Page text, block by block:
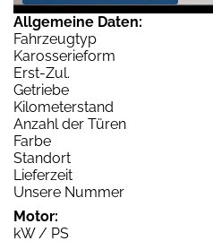
Allgemeine Daten:
Fahrzeugtyp
Karosserieform
Erst-Zul.
Getriebe
Kilometerstand
Anzahl der Türen
Farbe
Standort
Lieferzeit
Unsere Nummer
Motor:
kW / PS